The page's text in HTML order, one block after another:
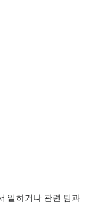
일하거나 관련 팀과